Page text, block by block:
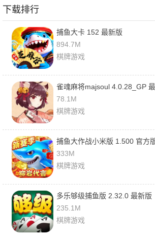
下载排行
捕鱼大卡 152 最新版
894.7M
棋牌游戏
雀魂麻将majsoul 4.0.28_GP
78.1M
棋牌游戏
捕鱼大作战小米版 1.500 官方
333M
棋牌游戏
多乐够级捕鱼版 2.32.0 最新版
235.1M
棋牌游戏